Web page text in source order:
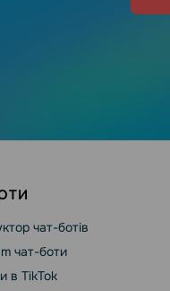
чат-ботів
чат-боти
в TikTok